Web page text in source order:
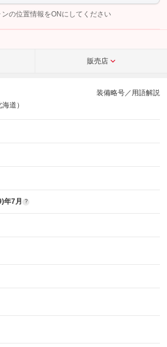
。
こちら
ンの位置情報をONにしてください
販売店
道）
装備略号／用語解説
年7月 ?